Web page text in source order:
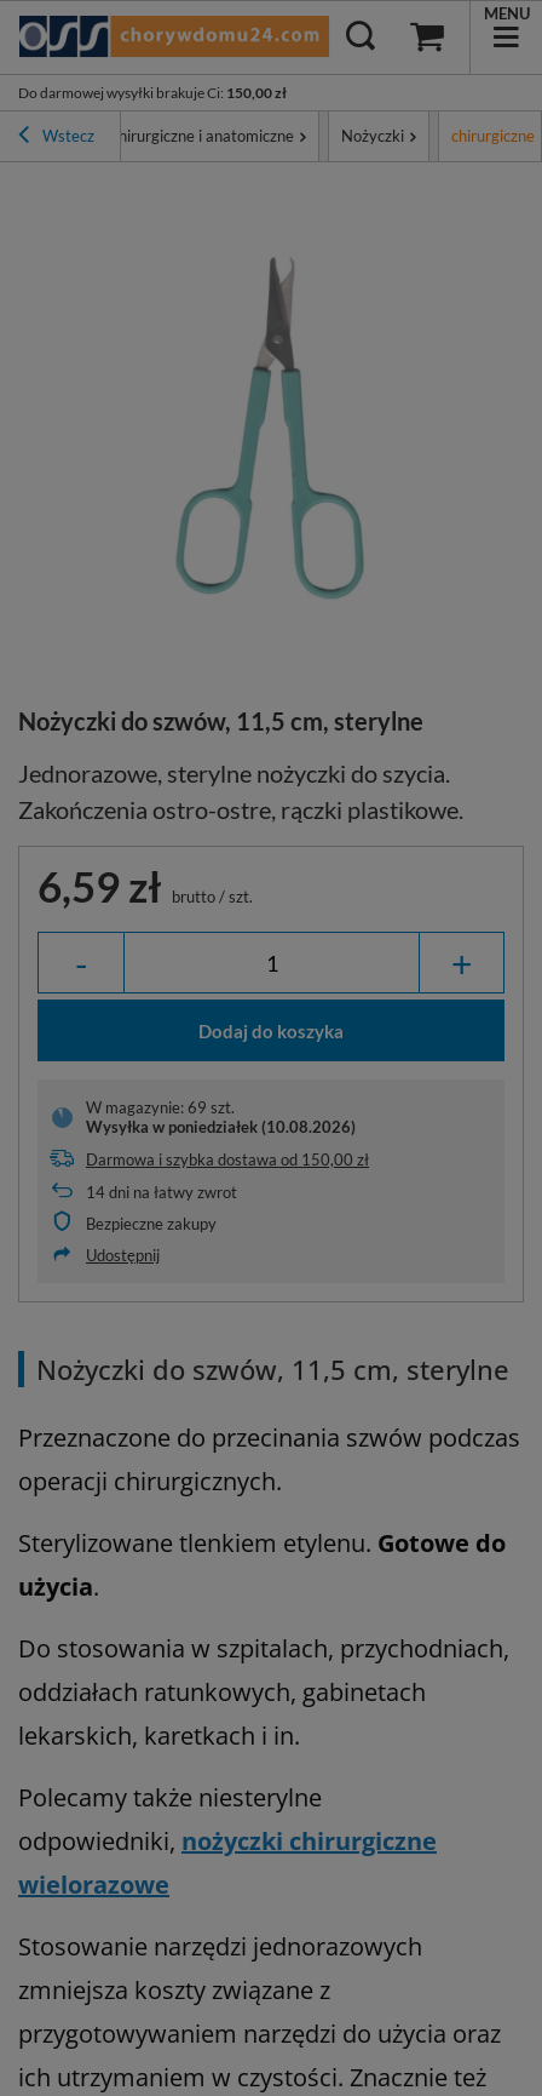
Do darmowej wysyłki brakuje Ci: 150,00 zł
MENU
Wstecz
Narzędzia chirurgiczne i anatomiczne Nożyczki chirurgiczne
Nożyczki do szwów, 11,5 cm, sterylne
Jednorazowe, sterylne nożyczki do szycia.
Zakończenia ostro-ostre, rączki plastikowe.
6,59 zł brutto/szt.
- +
Dodaj do koszyka
W magazynie: 69 szt.
Wysyłka w poniedziałek (10.08.2026)
Darmowa i szybka dostawa od 150,00 zł
14dni na łatwy zwrot
Bezpieczne zakupy
Udostępnij
Nożyczki do szwów, 11,5 cm, sterylne
Przeznaczone do przecinania szwów podczas
operacji chirurgicznych.
Sterylizowane tlenkiem etylenu. Gotowe do
użycia.
Do stosowania w szpitalach, przychodniach,
oddziałach ratunkowych, gabinetach
lekarskich, karetkach i in.
Polecamy także niesterylne
odpowiedniki, nożyczki chirurgiczne
wielorazowe
Stosowanie narzędzi jednorazowych
zmniejsza koszty związane z
przygotowywaniem narzędzi do użycia oraz
ich utrzymaniem w czystości. Znacznie też